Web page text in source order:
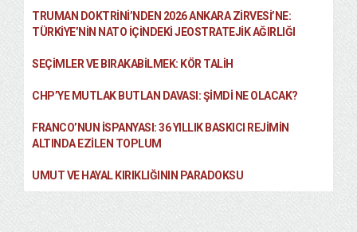
TRUMAN DOKTRINI’NDEN 2026 ANKARA ZIRVESI’NE:
TÜRKIYE’NIN NATO İÇINDEKI JEOSTRATEJIK AĞIRLIĞI
SEÇIMLER VE BIRAKABILMEK: KÖR TALIH
CHP’YE MUTLAK BUTLAN DAVASI: ŞİMDİ NE OLACAK?
FRANCO’NUN İSPANYASI: 36 YILLIK BASKICI REJIMIN
ALTINDA EZILEN TOPLUM
UMUT VE HAYAL KIRIKLIĞININ PARADOKSU